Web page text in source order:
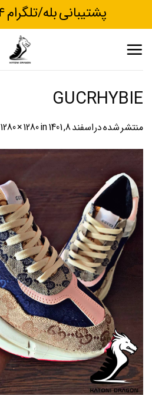
پشتیبانی بله/تلگرام 09129497594
GUCRHYBIE
منتشر شده دراسفند 8, 1401 1280 × 1280in